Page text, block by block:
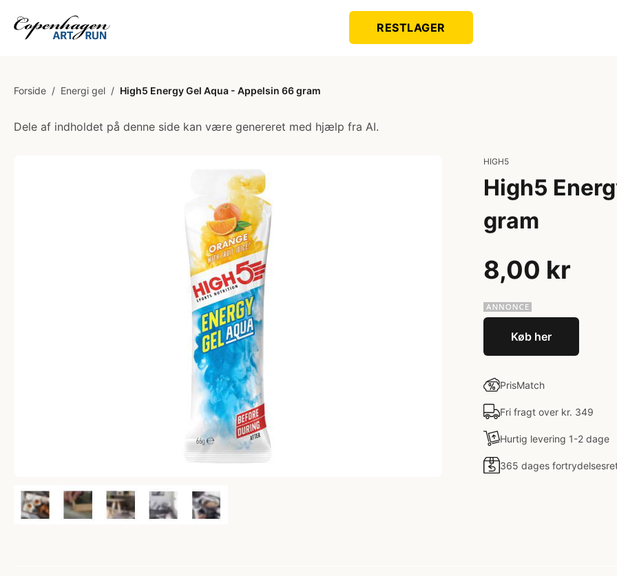
RESTLAGER
Forside / Energi gel / High5 Energy Gel Aqua - Appelsin 66 gram
Dele af indholdet på denne side kan være genereret med hjælp fra AI.
HIGH5
High5
gram
8,00 kr
Køb her
PrisMatch
Fri fragt over kr. 349
Hurtig levering 1-2 dage
365 dages